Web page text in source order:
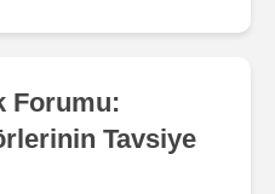
Forumu:
Tavsiye